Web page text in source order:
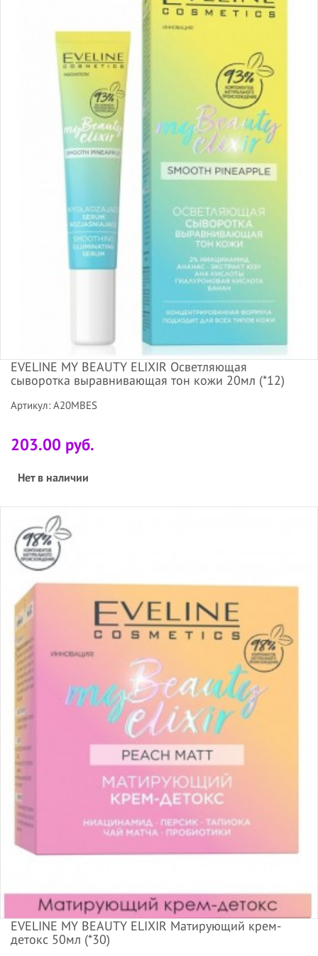
EVELINE MY BEAUTY ELIXIR Осветляющая
сыворотка выравнивающая тон кожи 20мл (*12)
Артикул: A20MBES
203.00 руб.
Нет в наличии
EVELINE MY BEAUTY ELIXIR Матирующий крем-
детокс 50мл (*30)